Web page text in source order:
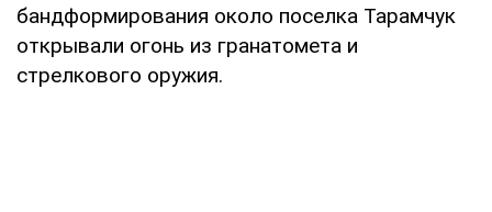
бандформирования около поселка Тарамчук
открывали огонь из гранатомета и
стрелкового оружия.